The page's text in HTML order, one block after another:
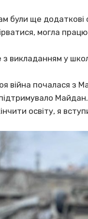
були ще додаткові
могла
з викладанням у
війна почалася з
Майдан.
освіту, я